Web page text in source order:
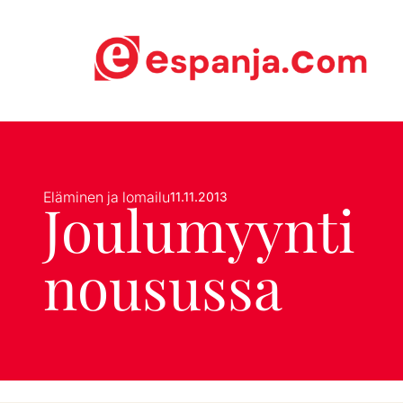
Eläminen ja lomailu11.11.2013
Joulumyynti
nousussa